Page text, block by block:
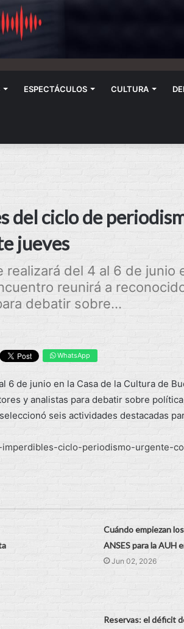
ESPECTÁCULOS CULTURA
del ciclo de
jueves
del 4 al 6 de junio
reunirá a
debatir sobre...
WhatsApp
6 de junio en la Casa de la Cultura de
y analistas para debatir sobre
seis actividades destacadas
ciclo-periodismo-urgente-
Cuándo empiezan
ANSES para la AUH
Jun 02, 2026
Reservas: el déficit